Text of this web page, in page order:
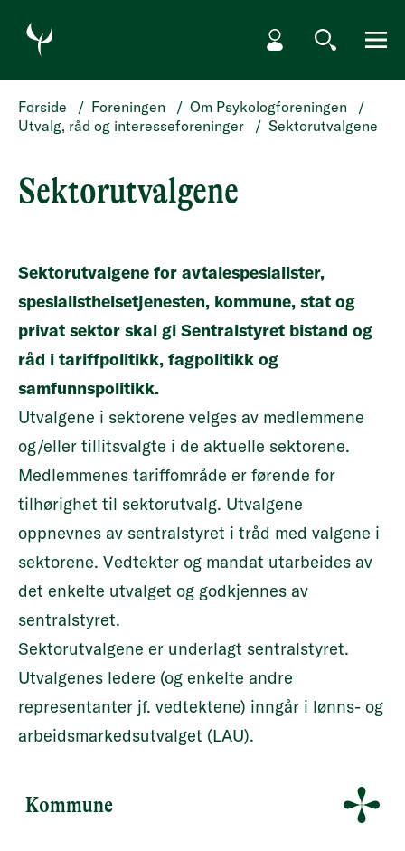
HOPP TIL HOVEDINNHOLD
Min side
Søk Meny
Forside / Foreningen / Om Psykologforeningen
/
Utvalg, råd og interesseforeninger
/ Sektorutvalgene
Sektorutvalgene
Sektorutvalgene for avtalespesialister,
spesialisthelsetjenesten, kommune, stat og
privat sektor skal gi Sentralstyret bistand og
råd i tariffpolitikk, fagpolitikk og
samfunnspolitikk.
Utvalgene i sektorene velges av medlemmene
og/eller tillitsvalgte i de aktuelle sektorene.
Medlemmenes tariffområde er førende for
tilhørighet til sektorutvalg. Utvalgene
oppnevnes av sentralstyret i tråd med valgene i
sektorene. Vedtekter og mandat utarbeides av
det enkelte utvalget og godkjennes av
sentralstyret.
Sektorutvalgene er underlagt sentralstyret.
Utvalgenes ledere (og enkelte andre
representanter jf. vedtektene) inngår i lønns- og
arbeidsmarkedsutvalget (LAU).
Kommune